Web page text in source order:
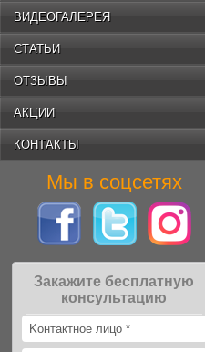
ВИДЕОГАЛЕРЕЯ
СТАТЬИ
ОТЗЫВЫ
АКЦИИ
КОНТАКТЫ
Мы в соцсетях
Закажите бесплатную
консультацию